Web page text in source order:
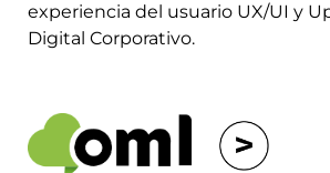
experiencia del usuario UX/UI y
Digital Corporativo.